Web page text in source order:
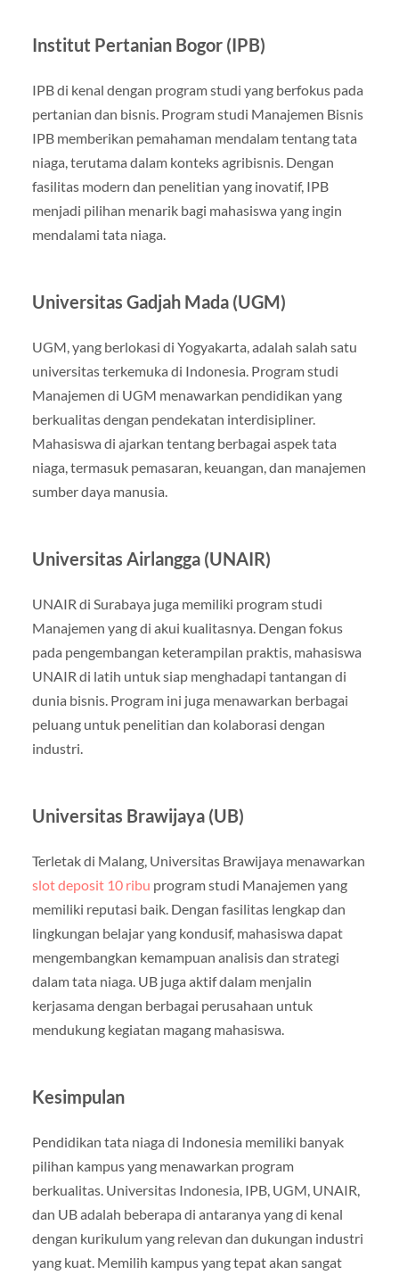
Institut Pertanian Bogor (IPB)
IPB di kenal dengan program studi yang berfokus pada
pertanian dan bisnis. Program studi Manajemen Bisnis
IPB memberikan pemahaman mendalam tentang tata
niaga, terutama dalam konteks agribisnis. Dengan
fasilitas modern dan penelitian yang inovatif, IPB
menjadi pilihan menarik bagi mahasiswa yang ingin
mendalami tata niaga.
Universitas Gadjah Mada (UGM)
UGM, yang berlokasi di Yogyakarta, adalah salah satu
universitas terkemuka di Indonesia. Program studi
Manajemen di UGM menawarkan pendidikan yang
berkualitas dengan pendekatan interdisipliner.
Mahasiswa di ajarkan tentang berbagai aspek tata
niaga, termasuk pemasaran, keuangan, dan manajemen
sumber daya manusia.
Universitas Airlangga (UNAIR)
UNAIR di Surabaya juga memiliki program studi
Manajemen yang di akui kualitasnya. Dengan fokus
pada pengembangan keterampilan praktis, mahasiswa
UNAIR di latih untuk siap menghadapi tantangan di
dunia bisnis. Program ini juga menawarkan berbagai
peluang untuk penelitian dan kolaborasi dengan
industri.
Universitas Brawijaya (UB)
Terletak di Malang, Universitas Brawijaya menawarkan
slot deposit 10 ribu program studi Manajemen yang
memiliki reputasi baik. Dengan fasilitas lengkap dan
lingkungan belajar yang kondusif, mahasiswa dapat
mengembangkan kemampuan analisis dan strategi
dalam tata niaga. UB juga aktif dalam menjalin
kerjasama dengan berbagai perusahaan untuk
mendukung kegiatan magang mahasiswa.
Kesimpulan
Pendidikan tata niaga di Indonesia memiliki banyak
pilihan kampus yang menawarkan program
berkualitas. Universitas Indonesia, IPB, UGM, UNAIR,
dan UB adalah beberapa di antaranya yang di kenal
dengan kurikulum yang relevan dan dukungan industri
yang kuat. Memilih kampus yang tepat akan sangat